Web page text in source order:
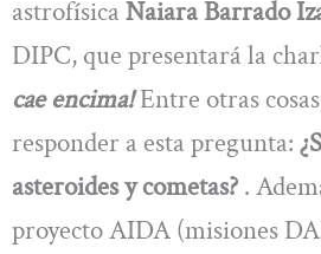
astrofísica Naiara Barrado
DIPC, que presentará la
cae encima!Entre otras
responder a esta pregunta:
asteroides y cometas? .
proyecto AIDA (misiones